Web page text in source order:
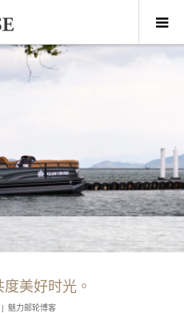
美好时光。
魅力邮轮博客